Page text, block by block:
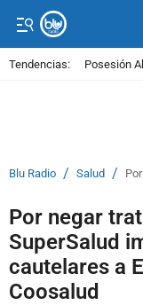
Tendencias: Posesión
Blu Radio / Salud /
Por negar
SuperSalud
cautelares a
Coosalud